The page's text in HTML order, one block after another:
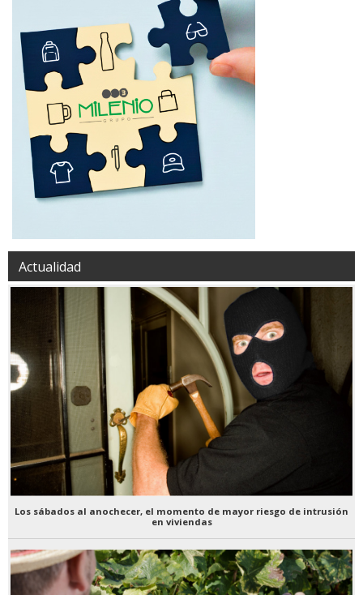
Actualidad
Los sábados al anochecer, el momento de mayor riesgo de intrusión
en viviendas